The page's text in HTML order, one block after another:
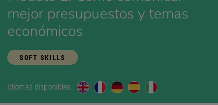
mejor presupuestos y temas
económicos
SOFT SKILLS
Idiomas disponibles: